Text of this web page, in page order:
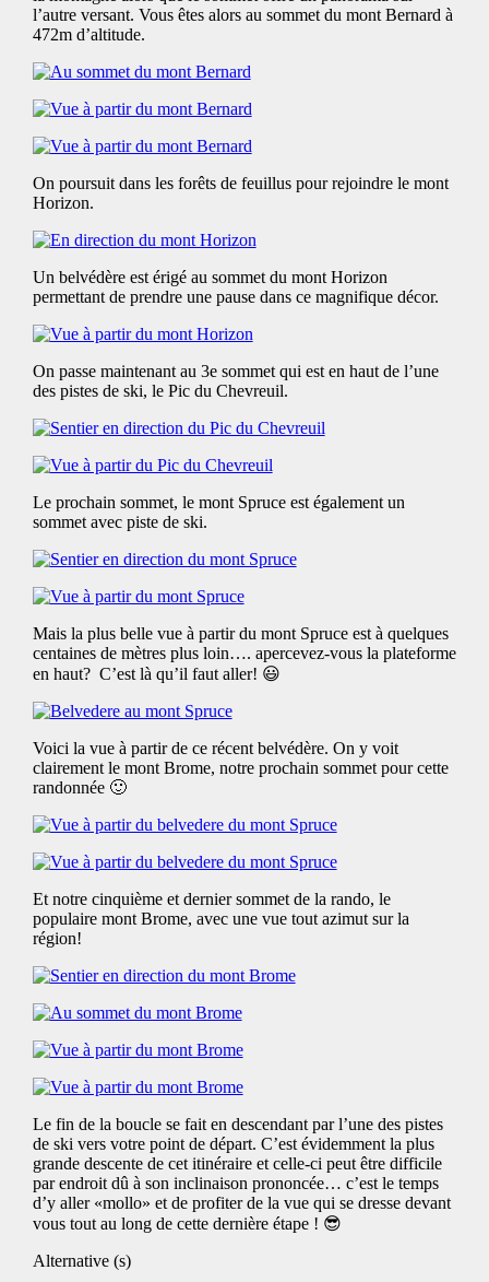
l’autre versant. Vous êtes alors au sommet du mont Bernard à
472m d’altitude.
On poursuit dans les forêts de feuillus pour rejoindre le mont
Horizon.
Un belvédère est érigé au sommet du mont Horizon
permettant de prendre une pause dans ce magnifique décor.
On passe maintenant au 3e sommet qui est en haut de l’une
des pistes de ski, le Pic du Chevreuil.
Le prochain sommet, le mont Spruce est également un
sommet avec piste de ski.
Mais la plus belle vue à partir du mont Spruce est à quelques
centaines de mètres plus loin…. apercevez-vous la plateforme
en haut? C’est là qu’il faut aller! 😃
Voici la vue à partir de ce récent belvédère. On y voit
clairement le mont Brome, notre prochain sommet pour cette
randonnée 🙂
Et notre cinquième et dernier sommet de la rando, le
populaire mont Brome, avec une vue tout azimut sur la
région!
Le fin de la boucle se fait en descendant par l’une des pistes
de ski vers votre point de départ. C’est évidemment la plus
grande descente de cet itinéraire et celle-ci peut être difficile
par endroit dû à son inclinaison prononcée… c’est le temps
d’y aller «mollo» et de profiter de la vue qui se dresse devant
vous tout au long de cette dernière étape ! 😎
Alternative (s)